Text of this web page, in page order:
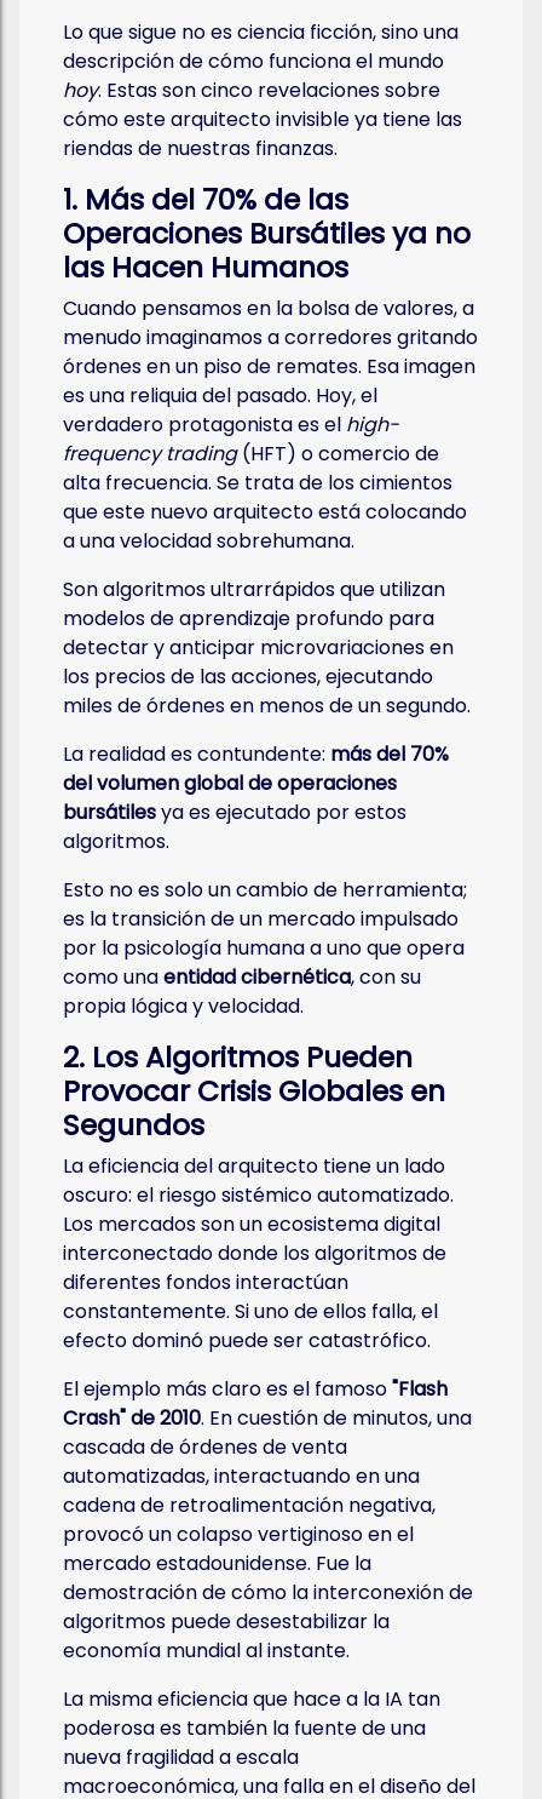
Lo que sigue no es ciencia ficción, sino una
descripción de cómo funciona el mundo
hoy. Estas son cinco revelaciones sobre
cómo este arquitecto invisible ya tiene las
riendas de nuestras finanzas.
1. Más del 70% de las
Operaciones Bursátiles ya no
las Hacen Humanos
Cuando pensamos en la bolsa de valores, a
menudo imaginamos a corredores gritando
órdenes en un piso de remates. Esa imagen
es una reliquia del pasado. Hoy, el
verdadero protagonista es el high-
frequency trading(HFT) o comercio de
alta frecuencia. Se trata de los cimientos
que este nuevo arquitecto está colocando
a una velocidad sobrehumana.
Son algoritmos ultrarrápidos que utilizan
modelos de aprendizaje profundo para
detectar y anticipar microvariaciones en
los precios de las acciones, ejecutando
miles de órdenes en menos de un segundo.
La realidad es contundente: más del 70%
del volumen global de operaciones
bursátilesya es ejecutado por estos
algoritmos.
Esto no es solo un cambio de herramienta;
es la transición de un mercado impulsado
por la psicología humana a uno que opera
como unaentidad cibernética, con su
propia lógica y velocidad.
2. Los Algoritmos Pueden
Provocar Crisis Globales en
Segundos
La eficiencia del arquitecto tiene un lado
oscuro: el riesgo sistémico automatizado.
Los mercados son un ecosistema digital
interconectado donde los algoritmos de
diferentes fondos interactúan
constantemente. Si uno de ellos falla, el
efecto dominó puede ser catastrófico.
El ejemplo más claro es el famoso"Flash
Crash" de 2010. En cuestión de minutos, una
cascada de órdenes de venta
automatizadas, interactuando en una
cadena de retroalimentación negativa,
provocó un colapso vertiginoso en el
mercado estadounidense. Fue la
demostración de cómo la interconexión de
algoritmos puede desestabilizar la
economía mundial al instante.
La misma eficiencia que hace a la IA tan
poderosa es también la fuente de una
nueva fragilidad a escala
macroeconómica, una falla en el diseño del